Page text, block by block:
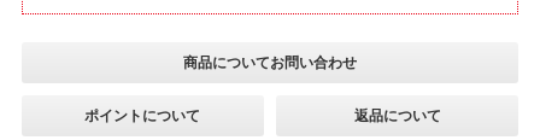
商品についてお問い合わせ
ポイントについて 返品について